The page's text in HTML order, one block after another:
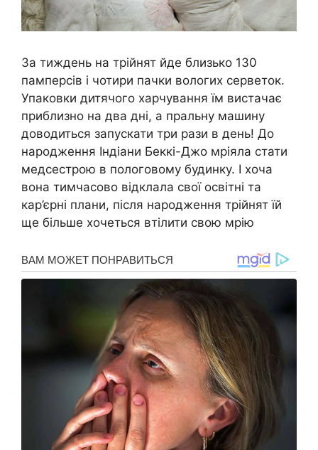
За тиждень на трійнят йде близько 130
памперсів і чотири пачки вологих серветок.
Упаковки дитячого харчування їм вистачає
приблизно на два дні, а пральну машину
доводиться запускати три рази в день! До
народження Індіани Беккі-Джо мріяла стати
медсестрою в пологовому будинку. І хоча
вона тимчасово відклала свої освітні та
кар’єрні плани, після народження трійнят їй
ще більше хочеться втілити свою мрію